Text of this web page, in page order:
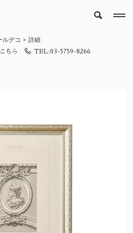
ルデコ 詳細
ちら TEL:03-5759-8266